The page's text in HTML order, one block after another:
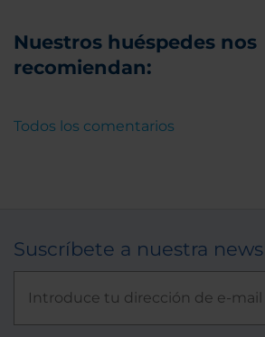
Nuestros huéspedes nos
recomiendan:
Todos los comentarios
Suscríbete a nuestra